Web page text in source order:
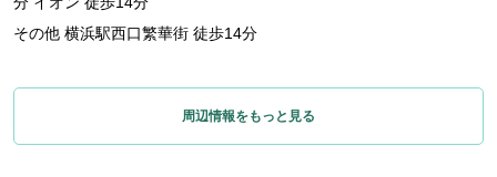
その他 横浜駅西口繁華街 徒歩14分
周辺情報をもっと見る